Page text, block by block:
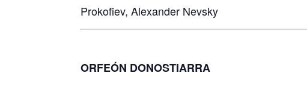
Prokofiev, Alexander Nevsky
ORFEÓN DONOSTIARRA